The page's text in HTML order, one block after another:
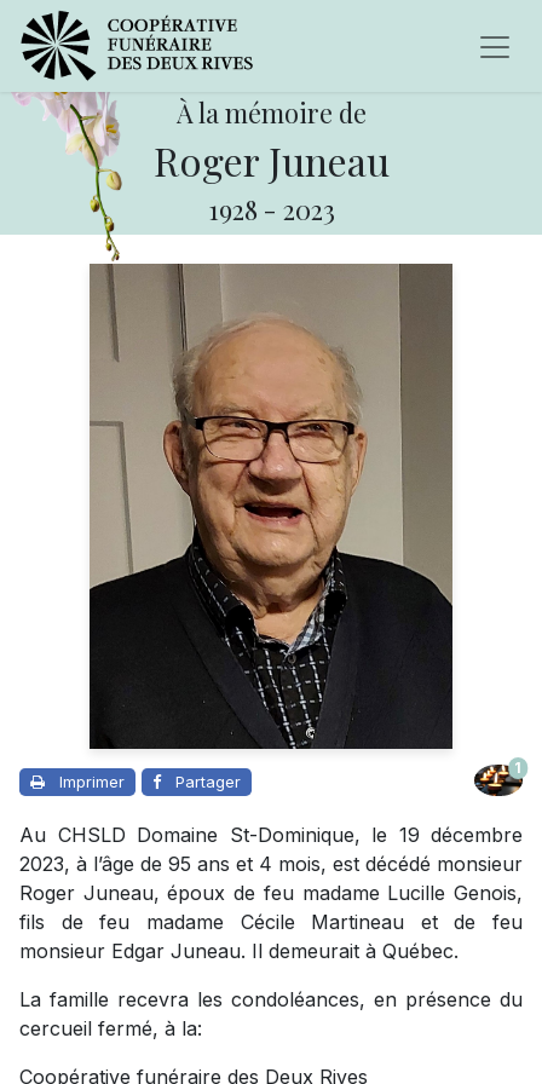
À la mémoire de
Roger Juneau
1928 - 2023
Imprimer Partager
1
Au CHSLD Domaine St-Dominique, le 19 décembre
2023, à l’âge de 95 ans et 4 mois, est décédé monsieur
Roger Juneau, époux de feu madame Lucille Genois,
fils de feu madame Cécile Martineau et de feu
monsieur Edgar Juneau. Il demeurait à Québec.
La famille recevra les condoléances, en présence du
cercueil fermé, à la:
Coopérative funéraire des Deux Rives